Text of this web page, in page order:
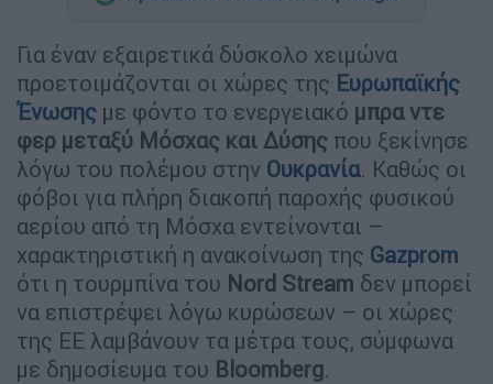
Για έναν εξαιρετικά δύσκολο χειμώνα
προετοιμάζονται οι χώρες της Ευρωπαϊκής
Ένωσης με φόντο το ενεργειακό μπρα ντε
φερ μεταξύ Μόσχας και Δύσης που ξεκίνησε
λόγω του πολέμου στην Ουκρανία. Καθώς οι
φόβοι για πλήρη διακοπή παροχής φυσικού
αερίου από τη Μόσχα εντείνονται –
χαρακτηριστική η ανακοίνωση της Gazprom
ότι η τουρμπίνα του Nord Stream δεν μπορεί
να επιστρέψει λόγω κυρώσεων – οι χώρες
της ΕΕ λαμβάνουν τα μέτρα τους, σύμφωνα
με δημοσίευμα του Bloomberg.